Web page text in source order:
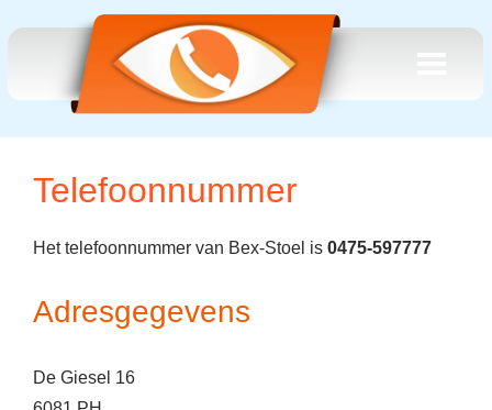
Telefoonnummer
Het telefoonnummer van Bex-Stoel is 0475-597777
Adresgegevens
De Giesel 16